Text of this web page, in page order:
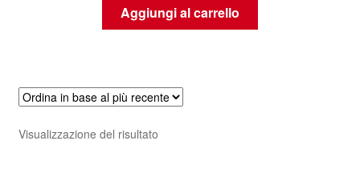
Aggiungi al carrello
Visualizzazione del risultato